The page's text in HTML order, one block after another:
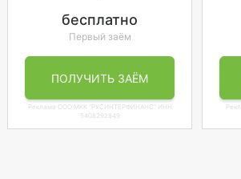
бесплатно
Первый заём
ПОЛУЧИТЬ ЗАЁМ
Реклама ООО МКК "РУСИНТЕРФИНАНС" ИНН
5408292849